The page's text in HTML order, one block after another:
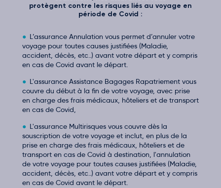
protègent contre les risques liés au voyage en
période de Covid :
L’assurance Annulation vous permet d’annuler votre
voyage pour toutes causes justifiées (Maladie,
accident, décès, etc..) avant votre départ et y compris
en cas de Covid avant le départ.
L'assurance Assistance Bagages Rapatriement vous
couvre du début à la fin de votre voyage, avec prise
en charge des frais médicaux, hôteliers et de transport
en cas de Covid,
L'assurance Multirisques vous couvre dès la
souscription de votre voyage et inclut, en plus de la
prise en charge des frais médicaux, hôteliers et de
transport en cas de Covid à destination, l'annulation
de votre voyage pour toutes causes justifiées (Maladie,
accident, décès, etc..) avant votre départ et y compris
en cas de Covid avant le départ.